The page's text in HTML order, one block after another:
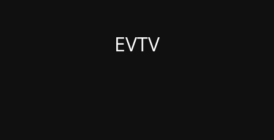
EVTV